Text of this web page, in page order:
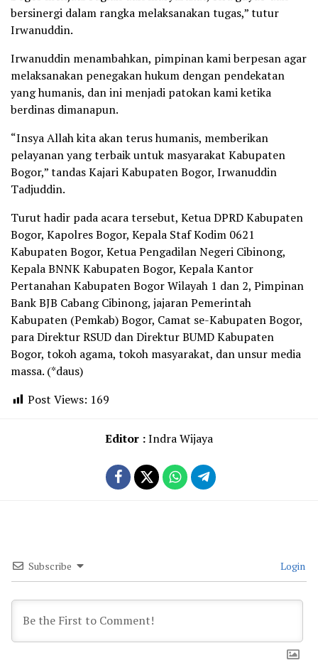
bersinergi dalam rangka melaksanakan tugas,” tutur
Irwanuddin.
Irwanuddin menambahkan, pimpinan kami berpesan agar
melaksanakan penegakan hukum dengan pendekatan
yang humanis, dan ini menjadi patokan kami ketika
berdinas dimanapun.
“Insya Allah kita akan terus humanis, memberikan
pelayanan yang terbaik untuk masyarakat Kabupaten
Bogor,” tandas Kajari Kabupaten Bogor, Irwanuddin
Tadjuddin.
Turut hadir pada acara tersebut, Ketua DPRD Kabupaten
Bogor, Kapolres Bogor, Kepala Staf Kodim 0621
Kabupaten Bogor, Ketua Pengadilan Negeri Cibinong,
Kepala BNNK Kabupaten Bogor, Kepala Kantor
Pertanahan Kabupaten Bogor Wilayah 1 dan 2, Pimpinan
Bank BJB Cabang Cibinong, jajaran Pemerintah
Kabupaten (Pemkab) Bogor, Camat se-Kabupaten Bogor,
para Direktur RSUD dan Direktur BUMD Kabupaten
Bogor, tokoh agama, tokoh masyarakat, dan unsur media
massa. (*daus)
Post Views: 169
Editor :Indra Wijaya
Subscribe Login